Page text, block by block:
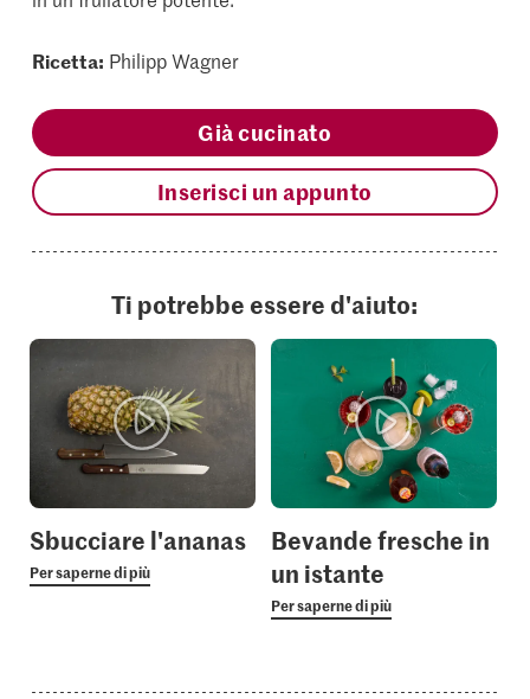
Ricetta: Philipp Wagner
Già cucinato
Inserisci un appunto
Ti potrebbe essere d'aiuto:
Sbucciare l'ananas
Per saperne di più
Bevande fresche in
un istante
Per saperne di più